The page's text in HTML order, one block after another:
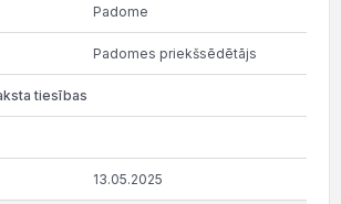
Padome
Padomes priekšsēdētājs
13.05.2025